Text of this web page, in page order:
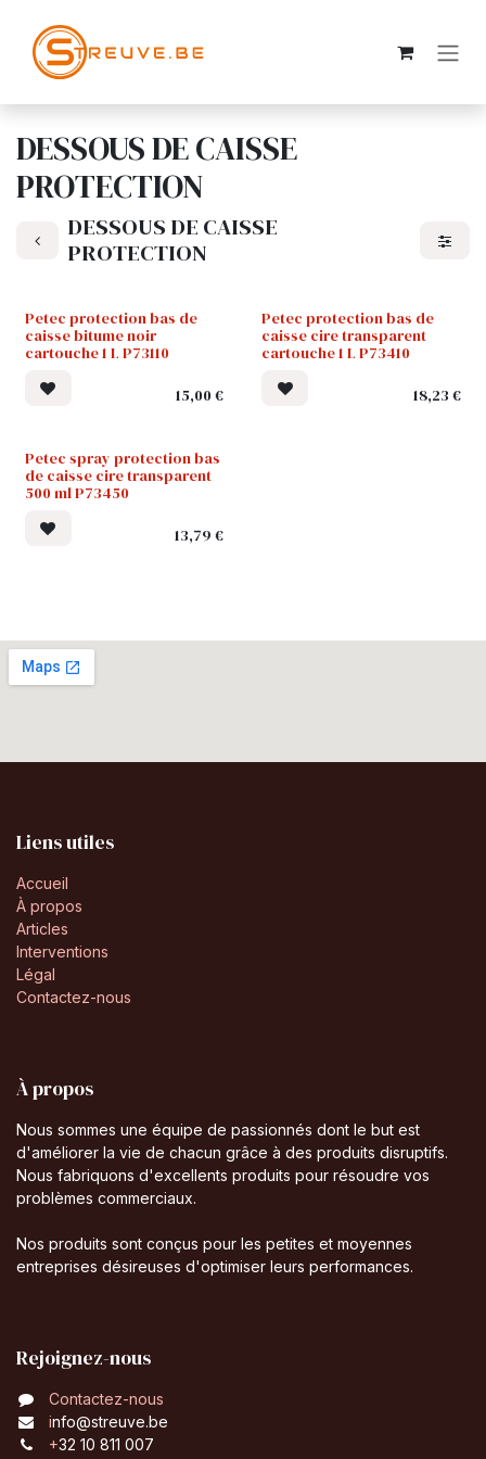
DESSOUS DE CAISSE
PROTECTION
DESSOUS DE CAISSE
PROTECTION
Petec protection bas de
caisse bitume noir
cartouche 1 L P73110
15,00€
Petec protection bas de
caisse cire transparent
cartouche 1 L P73410
18,23 €
Petec spray protection bas
de caisse cire transparent
500 ml P73450
13,79 €
Liens utiles
Accueil
À propos
Articles
Interventions
Légal
Contactez-nous
À propos
Nous sommes une équipe de passionnés dont le but est
d'améliorer la vie de chacun grâce à des produits disruptifs.
Nous fabriquons d'excellents produits pour résoudre vos
problèmes commerciaux.
Nos produits sont conçus pour les petites et moyennes
entreprises désireuses d'optimiser leurs performances.
Rejoignez-nous
Contactez-nous
info@streuve.be
+32 10 811 007